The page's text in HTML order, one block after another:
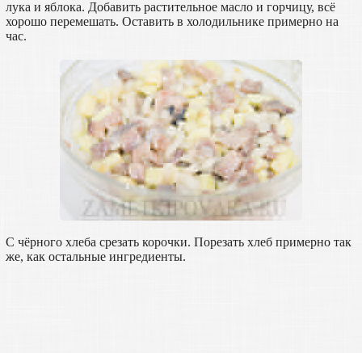
лука и яблока. Добавить растительное масло и горчицу, всё
хорошо перемешать. Оставить в холодильнике примерно на
час.
С чёрного хлеба срезать корочки. Порезать хлеб примерно так
же, как остальные ингредиенты.